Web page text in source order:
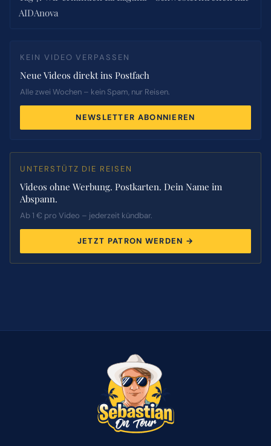
AIDAnova
KEIN VIDEO VERPASSEN
Neue Videos direkt ins Postfach
Alle zwei Wochen – kein Spam, nur Reisen.
NEWSLETTER ABONNIEREN
UNTERSTÜTZ DIE REISEN
Videos ohne Werbung. Postkarten. Dein Name im
Abspann.
Ab 1 € pro Video – jederzeit kündbar.
JETZT PATRON WERDEN →